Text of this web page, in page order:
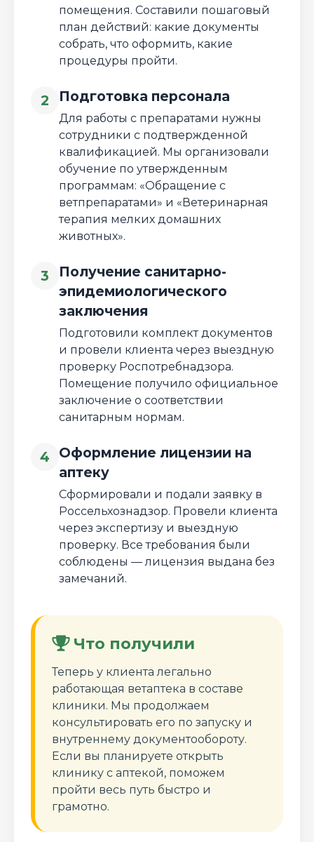
помещения. Составили пошаговый
план действий: какие документы
собрать, что оформить, какие
процедуры пройти.
2 Подготовка персонала
Для работы с препаратами нужны
сотрудники с подтвержденной
квалификацией. Мы организовали
обучение по утвержденным
программам: «Обращение с
ветпрепаратами» и «Ветеринарная
терапия мелких домашних
животных».
3
Получение санитарно-
эпидемиологического
заключения
Подготовили комплект документов
и провели клиента через выездную
проверку Роспотребнадзора.
Помещение получило официальное
заключение о соответствии
санитарным нормам.
4
Оформление лицензии на
аптеку
Сформировали и подали заявку в
Россельхознадзор. Провели клиента
через экспертизу и выездную
проверку. Все требования были
соблюдены — лицензия выдана без
замечаний.
Что получили
Теперь у клиента легально
работающая ветаптека в составе
клиники. Мы продолжаем
консультировать его по запуску и
внутреннему документообороту.
Если вы планируете открыть
клинику с аптекой, поможем
пройти весь путь быстро и
грамотно.